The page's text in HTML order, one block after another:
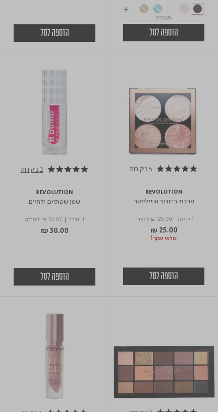
BROWN
הוספה לסל הוספה לסל
4.8 star rating 5 ביקורות
REVOLUTION
ערכת ברונזר והיילייטר
1 יחידה ₪ 25.00 ליחידה
₪ 25.00
מלאי נמוך!
הוספה לסל
5.0 star rating 2 ביקורות
REVOLUTION
שמן שפתיים ולחיים
1 יחידה ₪ 30.00 ליחידה
₪ 30.00
הוספה לסל